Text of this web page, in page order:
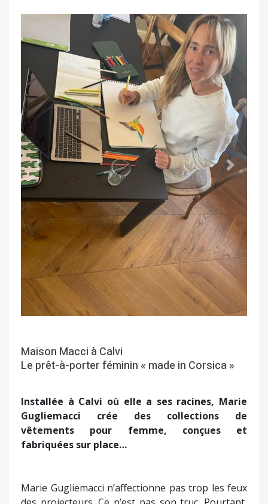
Précédent Suivant
Maison Macci à Calvi
Le prêt-à-porter féminin « made in Corsica »
Installée à Calvi où elle a ses racines, Marie
Gugliemacci crée des collections de
vêtements pour femme, conçues et
fabriquées sur place…
Marie Gugliemacci n’affectionne pas trop les feux